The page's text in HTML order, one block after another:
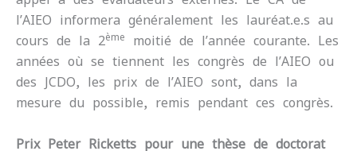
l’AIEO informera généralement les lauréat.e.s au
cours de la 2ème moitié de l’année courante.
Les
années où se tiennent les congrès de l’AIEO ou
des JCDO, les prix de l’AIEO sont, dans la
mesure du possible, remis pendant ces congrès.
Prix Peter Ricketts pour une thèse de doctorat